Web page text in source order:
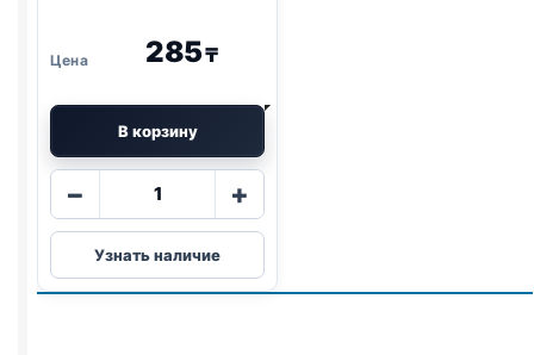
285₸
В корзину
−
Количество
Perfect
Fit
лак.
+
Узнать наличие